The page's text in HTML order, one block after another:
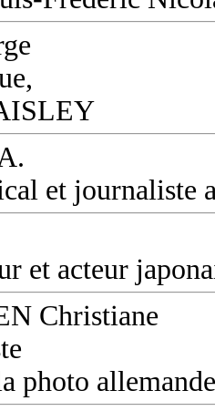
et journaliste
et acteur
Christiane
photo allemande